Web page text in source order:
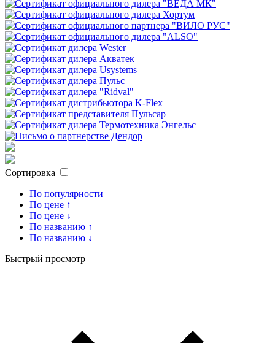
Сортировка
По популярности
По цене ↑
По цене ↓
По названию ↑
По названию ↓
Быстрый просмотр